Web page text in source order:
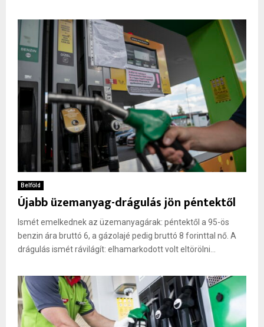
Belföld
Újabb üzemanyag-drágulás jön péntektől
Ismét emelkednek az üzemanyagárak: péntektől a 95-ös
benzin ára bruttó 6, a gázolajé pedig bruttó 8 forinttal nő. A
drágulás ismét rávilágít: elhamarkodott volt eltörölni...